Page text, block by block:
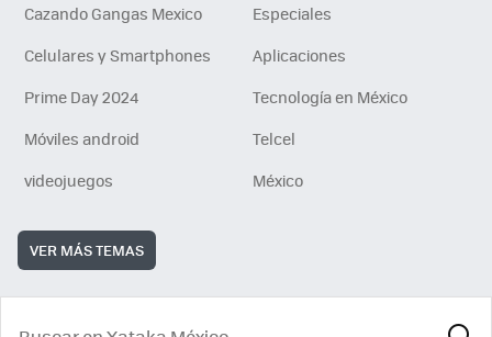
Cazando Gangas Mexico
Especiales
Celulares y Smartphones
Aplicaciones
Prime Day 2024
Tecnología en México
Móviles android
Telcel
videojuegos
México
VER MÁS TEMAS